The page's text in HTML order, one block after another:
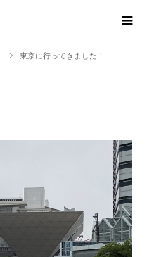
東京に行ってきました！